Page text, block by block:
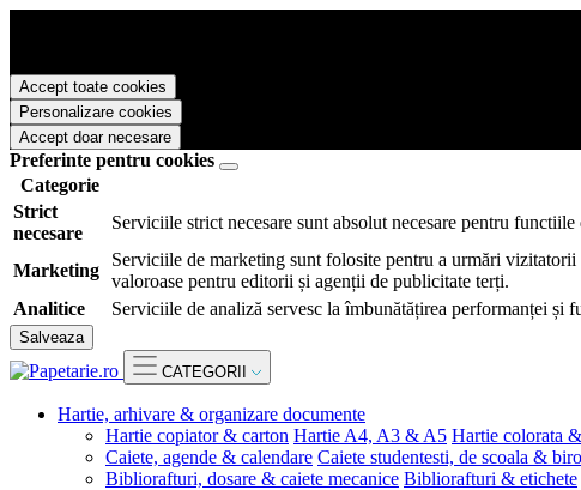
Accept toate cookies
Personalizare cookies
Accept doar necesare
Preferinte pentru cookies
Categorie
Strict
necesare
Serviciile strict necesare sunt absolut necesare pentru
Marketing
Serviciile de marketing sunt folosite pentru a urmări
valoroase pentru editorii și agenții de publicitate terți.
Analitice
Serviciile de analiză servesc la îmbunătățirea performanței
Salveaza
CATEGORII
Hartie, arhivare & organizare documente
Hartie copiator & carton Hartie A4, A3 & A5 Hartie colorata
Caiete, agende & calendare Caiete studentesti, de scoala &
Bibliorafturi, dosare & caiete mecanice Bibliorafturi & etichete